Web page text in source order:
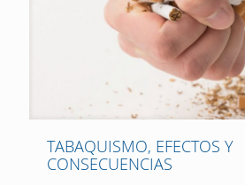
TABAQUISMO, EFECTOS Y
CONSECUENCIAS